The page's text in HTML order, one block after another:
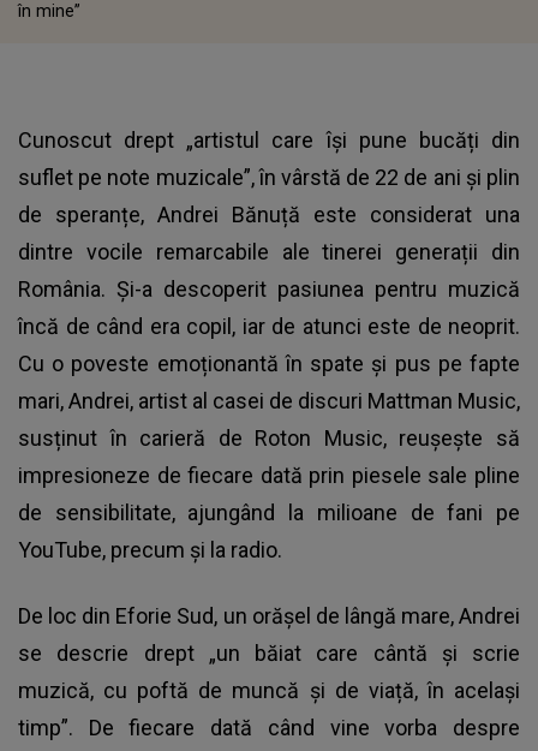
în mine”
Cunoscut drept „artistul care își pune bucăți din
suflet pe note muzicale”, în vârstă de 22 de ani și plin
de speranțe, Andrei Bănuță este considerat una
dintre vocile remarcabile ale tinerei generații din
România. Și-a descoperit pasiunea pentru muzică
încă de când era copil, iar de atunci este de neoprit.
Cu o poveste emoționantă în spate și pus pe fapte
mari, Andrei, artist al casei de discuri Mattman Music,
susținut în carieră de Roton Music, reușește să
impresioneze de fiecare dată prin piesele sale pline
de sensibilitate, ajungând la milioane de fani pe
YouTube, precum și la radio.
De loc din Eforie Sud, un orășel de lângă mare, Andrei
se descrie drept „un băiat care cântă și scrie
muzică, cu poftă de muncă și de viață, în același
timp”. De fiecare dată când vine vorba despre